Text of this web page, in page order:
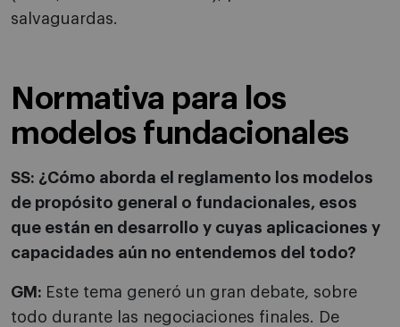
salvaguardas.
Normativa para los
modelos fundacionales
SS: ¿Cómo aborda el reglamento los modelos
de propósito general o fundacionales, esos
que están en desarrollo y cuyas aplicaciones y
capacidades aún no entendemos del todo?
GM: Este tema generó un gran debate, sobre
todo durante las negociaciones finales. De